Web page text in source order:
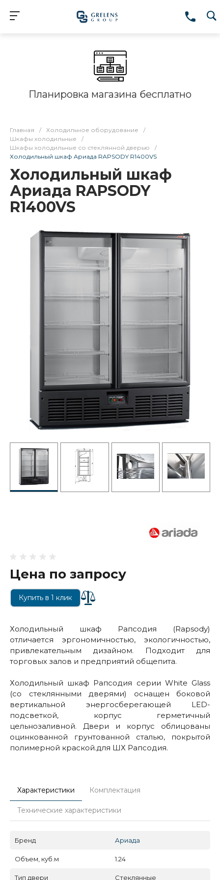
Планировка магазина бесплатно
Главная / Холодильное оборудование
/
Шкафы холодильные
/
Шкафы холодильные со стеклянной дверью
/
Холодильный шкаф Ариада RAPSODY R1400VS
Холодильный шкаф
Ариада RAPSODY
R1400VS
Цена по запросу
Купить в 1 клик
Холодильный шкаф Рапсодия (Rapsody)
отличается эргономичностью, экологичностью,
привлекательным дизайном. Подходит для
торговых залов и предприятий общепита.
Холодильный шкаф Рапсодия серии White Glass
(со стеклянными дверями) оснащен боковой
вертикальной энергосберегающей LED-
подсветкой, корпус герметичный
цельнозаливной. Двери и корпус облицованы
оцинкованной грунтованной сталью, покрытой
полимерной краской.для ШХ Рапсодия.
Характеристики Комплектация
Технические характеристики
Бренд Ариада
Объем, куб.м 1.24
Тип двери Стеклянные